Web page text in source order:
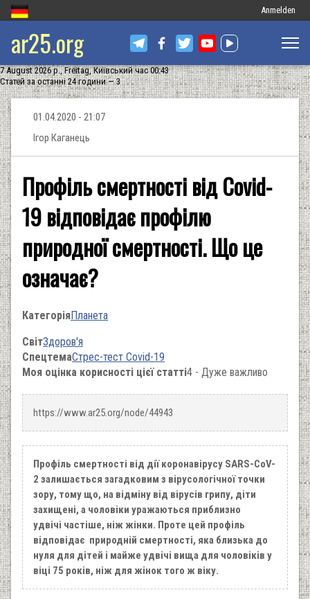
Меню
запису
користувача
Anmelden
ar25.org
7 August 2026 р., Freitag, Київський час 00:43
Статей за останні 24 години — 3
01.04.2020 - 21:07
Ігор Каганець
Профіль смертності від Covid-
19 відповідає профілю
природної смертності. Що це
означає?
КатегоріяПланета
СвітЗдоров'я
СпецтемаСтрес-тест Covid-19
Моя оцінка корисності цієї статті4 - Дуже важливо
https://www.ar25.org/node/44943
Профіль смертності від дії коронавірусу SARS-CoV-
2 залишається загадковим з вірусологічної точки
зору, тому що, на відміну від вірусів грипу, діти
захищені, а чоловіки уражаються приблизно
удвічі частіше, ніж жінки. Проте цей профіль
відповідає природній смертності, яка близька до
нуля для дітей і майже удвічі вища для чоловіків у
віці 75 років, ніж для жінок того ж віку.